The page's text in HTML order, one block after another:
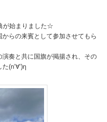
が始まりました☆
らの来賓として参加させてもら
奏と共に国旗が掲揚され、その
(n‘∀‘)η